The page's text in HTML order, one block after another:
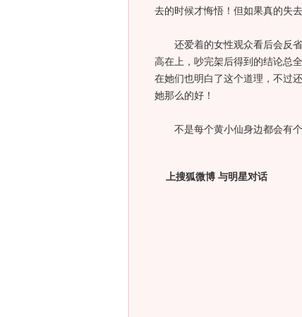
去的时候才悔悟！但如果真的失
还爱着的女性观众看后会反省
高在上，吵完架后得到的结论总
在她们也明白了这个道理，不过
她那么的好！
不是每个黄小仙身边都会有个
上搜狐微博 与明星对话